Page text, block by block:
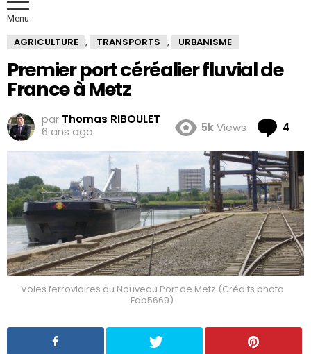
Menu
AGRICULTURE , TRANSPORTS , URBANISME
Premier port céréalier fluvial de
France à Metz
par Thomas RIBOULET
6 ans ago
5kViews 4
Voies ferroviaires au Nouveau Port de Metz (Crédits photo
Fab5669)